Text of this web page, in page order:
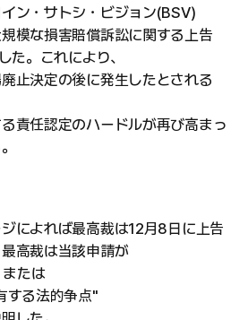
ン・サトシ・ビジョン(BSV)
模な損害賠償訴訟に関する上告
た。これにより、
止決定の後に発生したとされる
責任認定のハードルが再び高まっ
によれば最高裁は12月8日に上告
高裁は当該申請が
たは
する法的争点"